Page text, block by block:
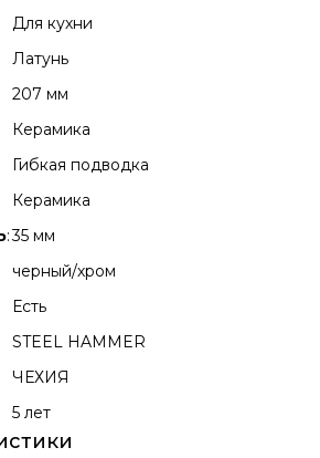
Для кухни
Латунь
207 мм
Керамика
Гибкая подводка
Керамика
:35 мм
черный/хром
Есть
STEEL HAMMER
ЧЕХИЯ
5 лет